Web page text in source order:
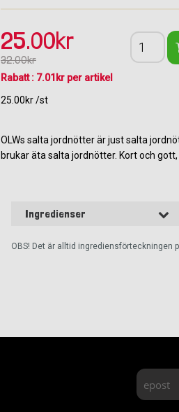
25.00kr
32.00kr
Rabatt : 7.01kr per artikel
25.00kr /st
OLWs salta jordnötter är just salta
brukar äta salta jordnötter. Kort och gott,
Ingredienser
OBS! Det är alltid ingrediensförteckningen